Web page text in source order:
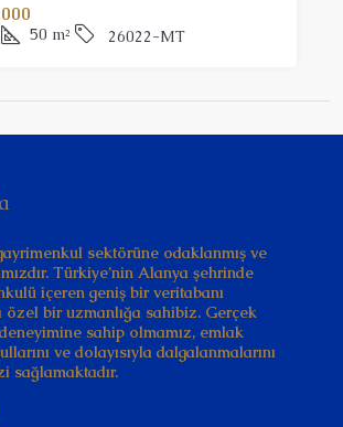
50 m² 26022-MT
sektörüne odaklanmış ve
Türkiye’nin Alanya şehrinde
içeren geniş bir veritabanı
özel bir uzmanlığa sahibiz. Gerçek
sahip olmamız, emlak
ve dolayısıyla dalgalanmalarını
sağlamaktadır.